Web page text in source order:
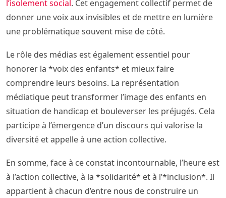
l’isolement social . Cet engagement collectif permet de
donner une voix aux invisibles et de mettre en lumière
une problématique souvent mise de côté.
Le rôle des médias est également essentiel pour
honorer la *voix des enfants* et mieux faire
comprendre leurs besoins. La représentation
médiatique peut transformer l’image des enfants en
situation de handicap et bouleverser les préjugés. Cela
participe à l’émergence d’un discours qui valorise la
diversité et appelle à une action collective.
En somme, face à ce constat incontournable, l’heure est
à l’action collective, à la *solidarité* et à l’*inclusion*. Il
appartient à chacun d’entre nous de construire un